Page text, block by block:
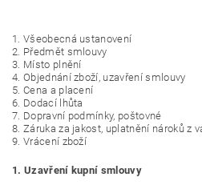
1. Všeobecná ustanovení
2. Předmět smlouvy
3. Místo plnění
4. Objednání zboží, uzavření smlouvy
5. Cena a placení
6. Dodací lhůta
7. Dopravní podmínky, poštovné
8. Záruka za jakost, uplatnění nároků z
9. Vrácení zboží
1. Uzavření kupní smlouvy